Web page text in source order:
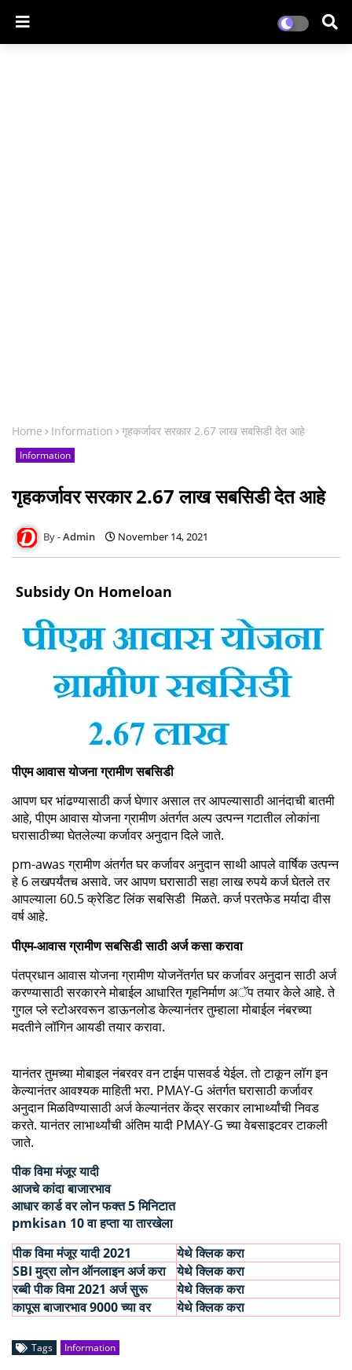
Home Information गृहकर्जावर सरकार 2.67 लाख सबसिडी देत आहे
Information
गृहकर्जावर सरकार 2.67 लाख सबसिडी देत आहे
Admin November 14, 2021
Subsidy On Homeloan
पीएम आवास योजना ग्रामीण सबसिडी
आपण घर भांढण्यासाठी कर्ज घेणार असाल तर आपल्यासाठी आनंदाची बातमी
आहे, पीएम आवास योजना ग्रामीण अंतर्गत अल्प उत्पन्न गटातील लोकांना
घरासाठीच्या घेतलेल्या कर्जावर अनुदान दिले जाते.
pm-awas ग्रामीण अंतर्गत घर कर्जावर अनुदान साथी आपले वार्षिक उत्पन्न
हे 6 लखपर्यंतच असावे. जर आपण घरासाठी सहा लाख रुपये कर्ज घेतले तर
आपल्याला 60.5 क्रेडिट लिंक सबसिडी मिळते. कर्ज परतफेड मर्यादा वीस
वर्ष आहे.
पीएम-आवास ग्रामीण सबसिडी साठी अर्ज कसा करावा
पंतप्रधान आवास योजना ग्रामीण योजनेंतर्गत घर कर्जावर अनुदान साठी अर्ज
करण्यासाठी सरकारने मोबाईल आधारित गृहनिर्माण अॅप तयार केले आहे. ते
गुगल प्ले स्टोअरवरून डाऊनलोड केल्यानंतर तुम्हाला मोबाईल नंबरच्या
मदतीने लॉगिन आयडी तयार करावा.
यानंतर तुमच्या मोबाइल नंबरवर वन टाईम पासवर्ड येईल. तो टाकून लॉग इन
केल्यानंतर आवश्यक माहिती भरा. PMAY-G अंतर्गत घरासाठी कर्जावर
अनुदान मिळविण्यासाठी अर्ज केल्यानंतर केंद्र सरकार लाभार्थ्यांची निवड
करते. यानंतर लाभार्थ्यांची अंतिम यादी PMAY-G च्या वेबसाइटवर टाकली
जाते.
पीक विमा मंजूर यादी
आजचे कांदा बाजारभाव
आधार कार्ड वर लोन फक्त 5 मिनिटात
pmkisan 10 वा हप्ता या तारखेला
पीक विमा मंजूर यादी 2021
येथे क्लिक करा
SBI मुद्रा लोन ऑनलाइन अर्ज करा
येथे क्लिक करा
रब्बी पीक विमा 2021 अर्ज सुरू
येथे क्लिक करा
कापूस बाजारभाव 9000 च्या वर
येथे क्लिक करा
Tags Information